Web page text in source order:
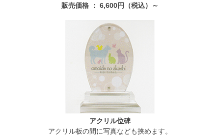
販売価格 ： 6,600円（税込）～
アクリル位碑
アクリル板の間に写真なども挟めます。